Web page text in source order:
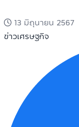
13 มิถุนายน 2567
ข่าวเศรษฐกิจ